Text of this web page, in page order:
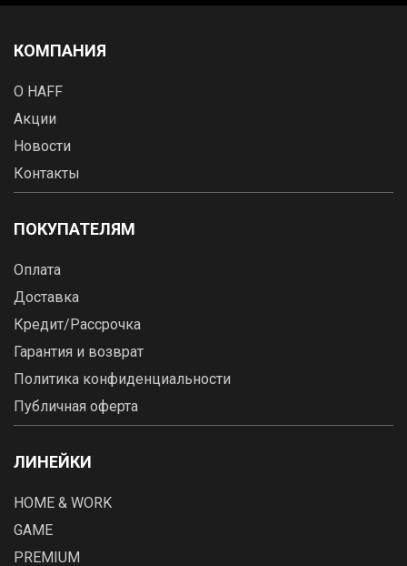
КОМПАНИЯ
О HAFF
Акции
Новости
Контакты
ПОКУПАТЕЛЯМ
Оплата
Доставка
Кредит/Рассрочка
Гарантия и возврат
Политика конфиденциальности
Публичная оферта
ЛИНЕЙКИ
HOME & WORK
GAME
PREMIUM